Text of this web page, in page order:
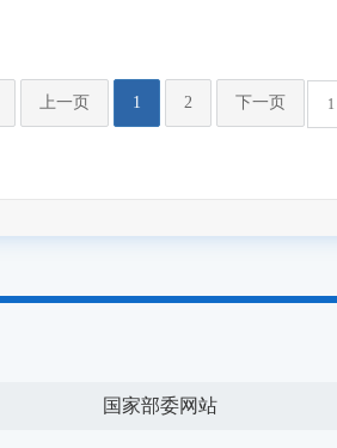
上一页 1 2 下一页
国家部委网站